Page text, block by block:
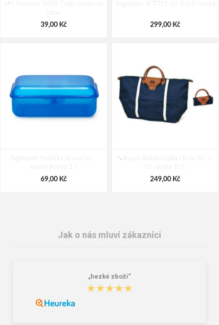
nero 15 L
172,00 Kč
Blue 15 L
VM Footwear 3900 Čistící houba na
obuv
39,00 Kč
Bagmaster BOTTLE 20 B 0,5l modrá
299,00 Kč
Bagmaster Krabička na svačinu -
modrá Modrá 1 l
69,00 Kč
Nákupní skládací taška Dielle BS-3-
05 modrá 30 L
249,00 Kč
Jak o nás mluví zákazníci
„hezké zboží“
★★★★★
★★★★★